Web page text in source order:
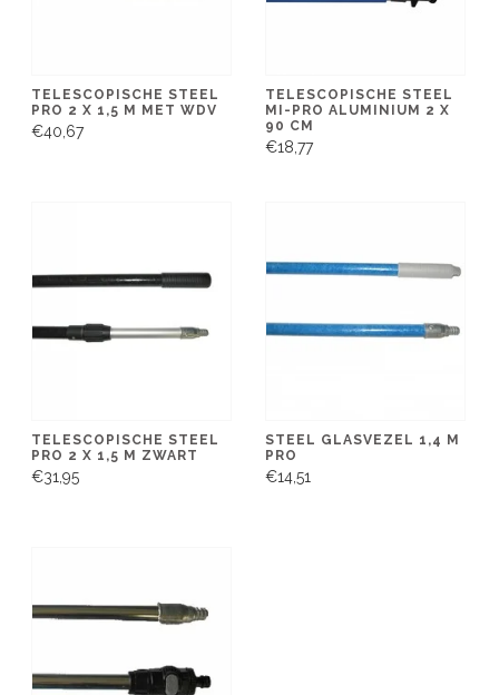
TELESCOPISCHE STEEL
PRO 2 X 1,5 M MET WDV
€40,67
TELESCOPISCHE STEEL
MI-PRO ALUMINIUM 2 X
90 CM
€18,77
TELESCOPISCHE STEEL
PRO 2 X 1,5 M ZWART
€31,95
STEEL GLASVEZEL 1,4 M
PRO
€14,51